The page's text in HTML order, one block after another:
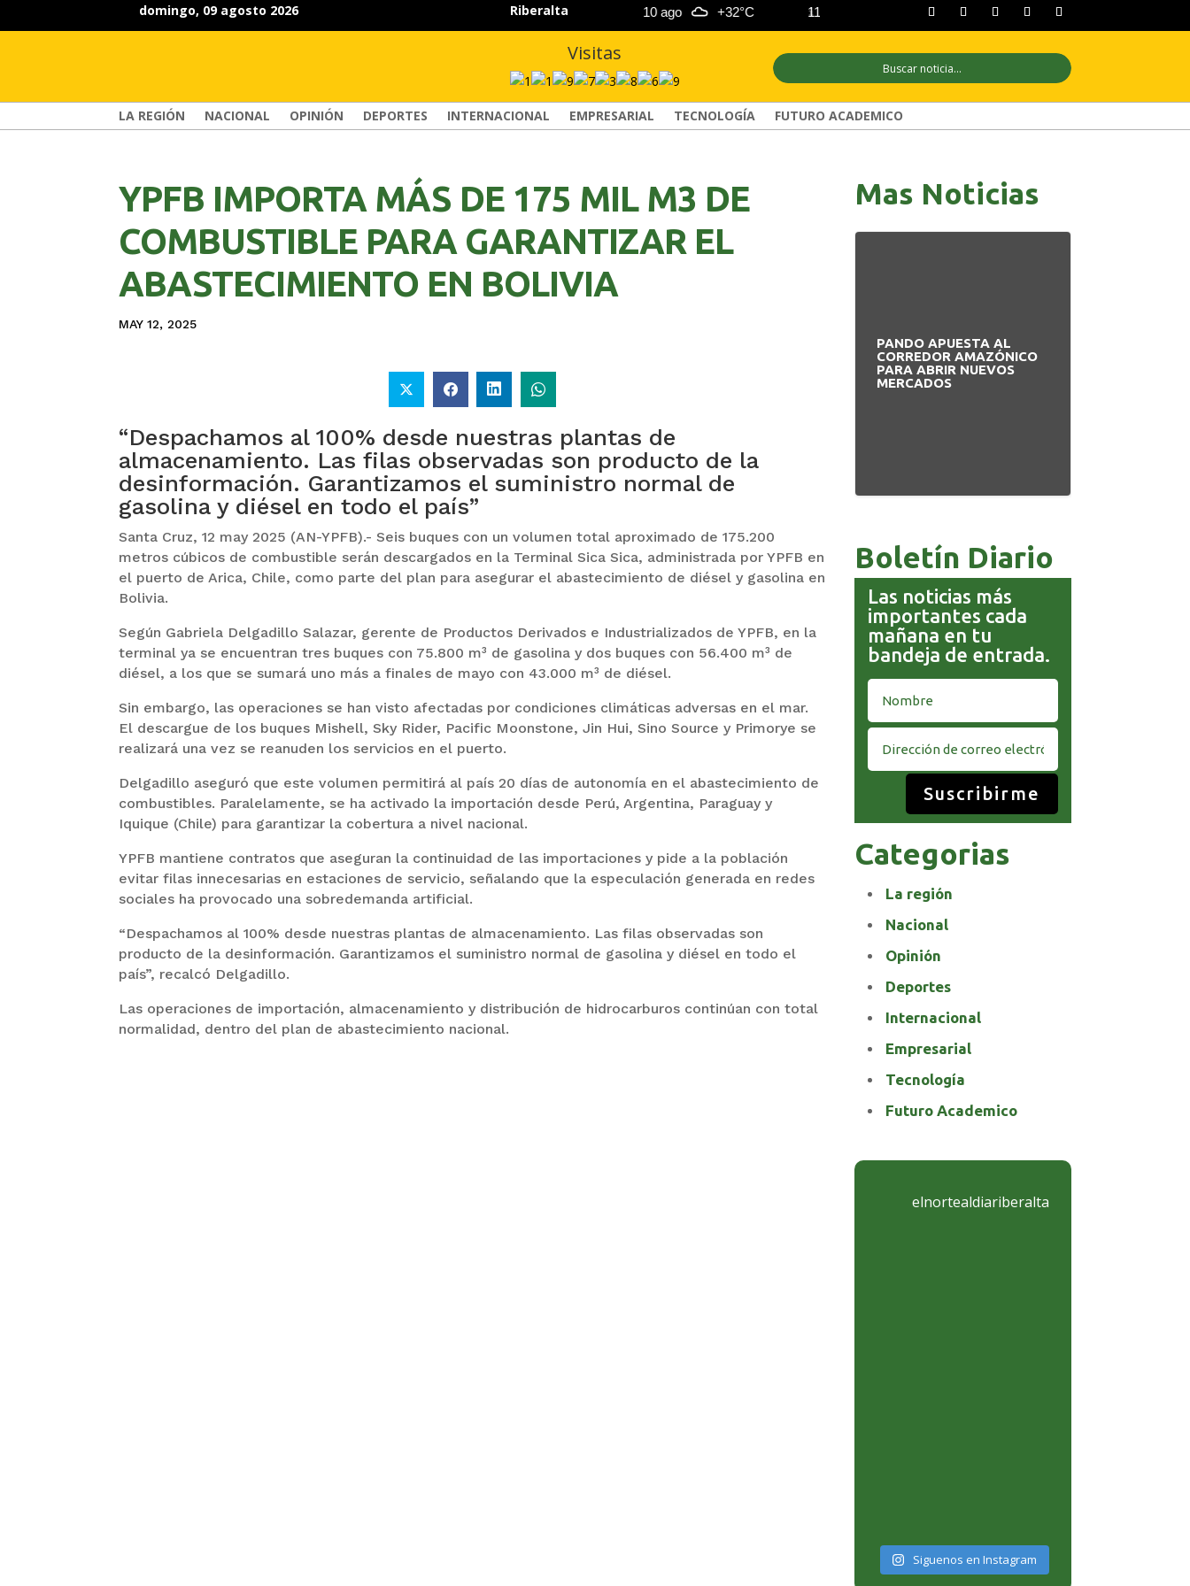
domingo, 09 agosto 2026 Riberalta
+34°C 10 ago +32°C 11 ago 12 ago +30°C
Visitas
LA REGIÓN NACIONAL OPINIÓN DEPORTES INTERNACIONAL EMPRESARIAL TECNOLOGÍA FUTURO ACADEMICO
YPFB IMPORTA MÁS DE 175 MIL M3 DE
COMBUSTIBLE PARA GARANTIZAR EL
ABASTECIMIENTO EN BOLIVIA
MAY 12, 2025
“Despachamos al 100% desde nuestras plantas de
almacenamiento. Las filas observadas son producto de la
desinformación. Garantizamos el suministro normal de
gasolina y diésel en todo el país”
Santa Cruz, 12 may 2025 (AN-YPFB).- Seis buques con un volumen total aproximado de 175.200
metros cúbicos de combustible serán descargados en la Terminal Sica Sica, administrada por YPFB en
el puerto de Arica, Chile, como parte del plan para asegurar el abastecimiento de diésel y gasolina en
Bolivia.
Según Gabriela Delgadillo Salazar, gerente de Productos Derivados e Industrializados de YPFB, en la
terminal ya se encuentran tres buques con 75.800 m³ de gasolina y dos buques con 56.400 m³ de
diésel, a los que se sumará uno más a finales de mayo con 43.000 m³ de diésel.
Sin embargo, las operaciones se han visto afectadas por condiciones climáticas adversas en el mar.
El descargue de los buques Mishell, Sky Rider, Pacific Moonstone, Jin Hui, Sino Source y Primorye se
realizará una vez se reanuden los servicios en el puerto.
Delgadillo aseguró que este volumen permitirá al país 20 días de autonomía en el abastecimiento de
combustibles. Paralelamente, se ha activado la importación desde Perú, Argentina, Paraguay y
Iquique (Chile) para garantizar la cobertura a nivel nacional.
YPFB mantiene contratos que aseguran la continuidad de las importaciones y pide a la población
evitar filas innecesarias en estaciones de servicio, señalando que la especulación generada en redes
sociales ha provocado una sobredemanda artificial.
“Despachamos al 100% desde nuestras plantas de almacenamiento. Las filas observadas son
producto de la desinformación. Garantizamos el suministro normal de gasolina y diésel en todo el
país”, recalcó Delgadillo.
Las operaciones de importación, almacenamiento y distribución de hidrocarburos continúan con total
normalidad, dentro del plan de abastecimiento nacional.
Mas Noticias
PANDO APUESTA AL
CORREDOR AMAZÓNICO
PARA ABRIR NUEVOS
MERCADOS
Boletín Diario
Las noticias más
importantes cada
mañana en tu
bandeja de entrada.
Suscribirme
Categorias
La región
Nacional
Opinión
Deportes
Internacional
Empresarial
Tecnología
Futuro Academico
elnortealdiariberalta
Siguenos en Instagram